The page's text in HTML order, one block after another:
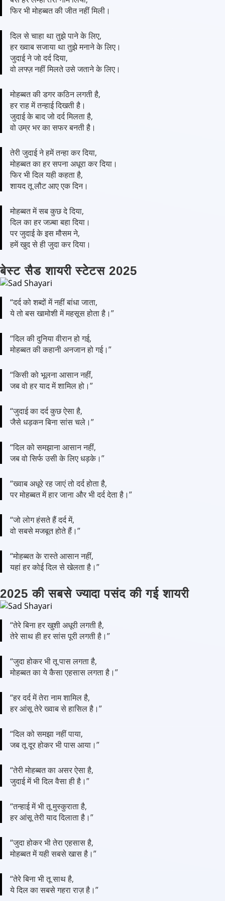
फिर भी मोहब्बत की जीत नहीं मिली।
दिल से चाहा था तुझे पाने के लिए,
हर ख्वाब सजाया था तुझे मनाने के लिए।
जुदाई ने जो दर्द दिया,
वो लफ्ज़ नहीं मिलते उसे जताने के लिए।
मोहब्बत की डगर कठिन लगती है,
हर राह में तन्हाई दिखती है।
जुदाई के बाद जो दर्द मिलता है,
वो उम्र भर का सफर बनती है।
तेरी जुदाई ने हमें तन्हा कर दिया,
मोहब्बत का हर सपना अधूरा कर दिया।
फिर भी दिल यही कहता है,
शायद तू लौट आए एक दिन।
मोहब्बत में सब कुछ दे दिया,
दिल का हर जज़्बा बहा दिया।
पर जुदाई के इस मौसम ने,
हमें खुद से ही जुदा कर दिया।
बेस्ट सैड शायरी स्टेटस 2025
“दर्द को शब्दों में नहीं बांधा जाता,
ये तो बस खामोशी में महसूस होता है।”
“दिल की दुनिया वीरान हो गई,
मोहब्बत की कहानी अनजान हो गई।”
“किसी को भूलना आसान नहीं,
जब वो हर याद में शामिल हो।”
“जुदाई का दर्द कुछ ऐसा है,
जैसे धड़कन बिना सांस चले।”
“दिल को समझाना आसान नहीं,
जब वो सिर्फ उसी के लिए धड़के।”
“ख्वाब अधूरे रह जाएं तो दर्द होता है,
पर मोहब्बत में हार जाना और भी दर्द देता है।”
“जो लोग हंसते हैं दर्द में,
वो सबसे मजबूत होते हैं।”
“मोहब्बत के रास्ते आसान नहीं,
यहां हर कोई दिल से खेलता है।”
2025 की सबसे ज्यादा पसंद की गई शायरी
“तेरे बिना हर खुशी अधूरी लगती है,
तेरे साथ ही हर सांस पूरी लगती है।”
“जुदा होकर भी तू पास लगता है,
मोहब्बत का ये कैसा एहसास लगता है।”
“हर दर्द में तेरा नाम शामिल है,
हर आंसू तेरे ख्वाब से हासिल है।”
“दिल को समझा नहीं पाया,
जब तू दूर होकर भी पास आया।”
“तेरी मोहब्बत का असर ऐसा है,
जुदाई में भी दिल वैसा ही है।”
“तन्हाई में भी तू मुस्कुराता है,
हर आंसू तेरी याद दिलाता है।”
“जुदा होकर भी तेरा एहसास है,
मोहब्बत में यही सबसे खास है।”
“तेरे बिना भी तू साथ है,
ये दिल का सबसे गहरा राज़ है।”